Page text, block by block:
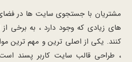
مشتریان با جستجوی سایت ها در
های زیادی که وجود دارد ، به برخی
کنند. یکی از اصلی ترین و مهم ترین
، طراحی قالب سایت کاربر پسند